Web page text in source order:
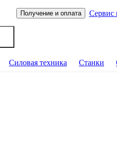
Получение и оплата Сервис
Силовая техника Станки